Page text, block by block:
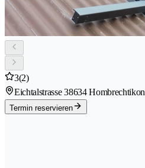
3(2)
Eichtalstrasse 38634 Hombrechtikon
Termin reservieren